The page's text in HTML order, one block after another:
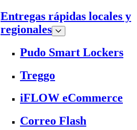
Entregas rápidas locales y
regionales
Pudo Smart Lockers
Treggo
iFLOW eCommerce
Correo Flash